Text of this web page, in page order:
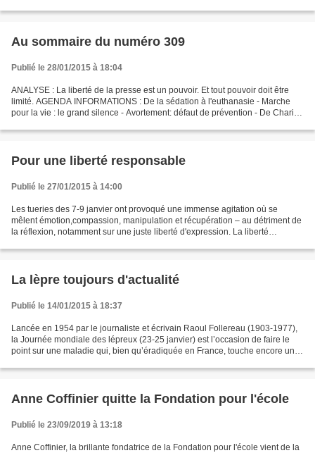
Au sommaire du numéro 309
Publié le 28/01/2015 à 18:04
ANALYSE : La liberté de la presse est un pouvoir. Et tout pouvoir doit être
limité. AGENDA INFORMATIONS : De la sédation à l'euthanasie - Marche
pour la vie : le grand silence - Avortement: défaut de prévention - De Charia
Pour une liberté responsable
Publié le 27/01/2015 à 14:00
Les tueries des 7-9 janvier ont provoqué une immense agitation où se
mêlent émotion,compassion, manipulation et récupération – au détriment de
la réflexion, notamment sur une juste liberté d'expression. La liberté
La lèpre toujours d'actualité
Publié le 14/01/2015 à 18:37
Lancée en 1954 par le journaliste et écrivain Raoul Follereau (1903-1977),
la Journée mondiale des lépreux (23-25 janvier) est l’occasion de faire le
point sur une maladie qui, bien qu’éradiquée en France, touche encore un
Anne Coffinier quitte la Fondation pour l'école
Publié le 23/09/2019 à 13:18
Anne Coffinier, la brillante fondatrice de la Fondation pour l'école vient de la